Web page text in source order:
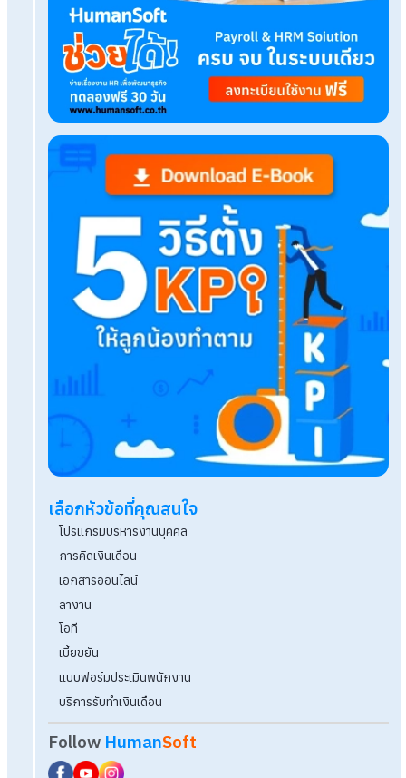
HRBP คืออะไร สำคัญกับองค์กรอย่างไร?
จัดการเอกสารออนไลน์ให้กับพนักงานได้ง่ายๆ ด้วย
Mobile App
Q&A เลิกจ้างพนักงาน ต้องจ่ายเงินชดเชยเท่าไร? ต
กฎหมายแรงงาน